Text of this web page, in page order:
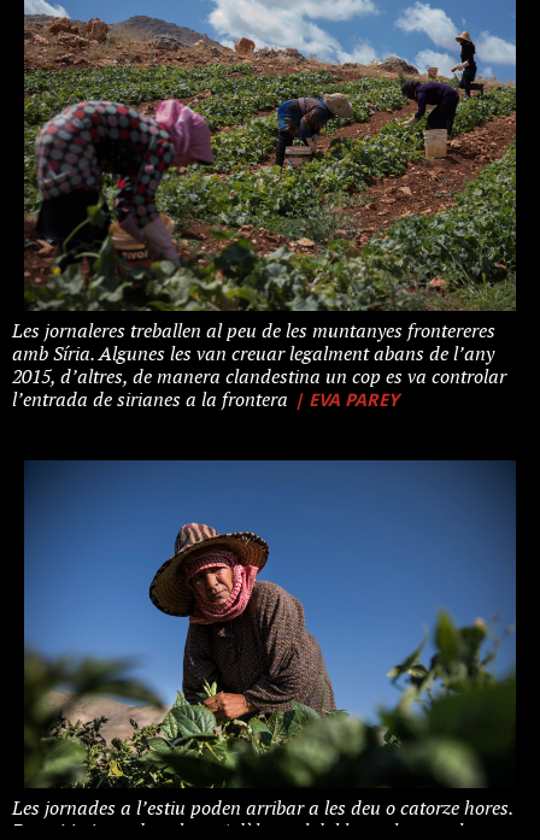
Les jornaleres treballen al peu de les muntanyes frontereres
amb Síria. Algunes les van creuar legalment abans de l’any
2015, d’altres, de manera clandestina un cop es va controlar
l’entrada de sirianes a la frontera | EVA PAREY
Les jornades a l’estiu poden arribar a les deu o catorze hores.
Per mitja jornada cobren 4 dòlars, el doble per la completa